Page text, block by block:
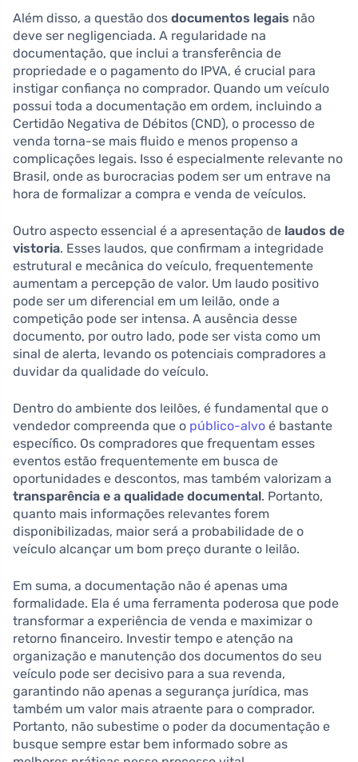
Além disso, a questão dos documentos legais não
deve ser negligenciada. A regularidade na
documentação, que inclui a transferência de
propriedade e o pagamento do IPVA, é crucial para
instigar confiança no comprador. Quando um veículo
possui toda a documentação em ordem, incluindo a
Certidão Negativa de Débitos (CND), o processo de
venda torna-se mais fluido e menos propenso a
complicações legais. Isso é especialmente relevante no
Brasil, onde as burocracias podem ser um entrave na
hora de formalizar a compra e venda de veículos.
Outro aspecto essencial é a apresentação de laudos de
vistoria. Esses laudos, que confirmam a integridade
estrutural e mecânica do veículo, frequentemente
aumentam a percepção de valor. Um laudo positivo
pode ser um diferencial em um leilão, onde a
competição pode ser intensa. A ausência desse
documento, por outro lado, pode ser vista como um
sinal de alerta, levando os potenciais compradores a
duvidar da qualidade do veículo.
Dentro do ambiente dos leilões, é fundamental que o
vendedor compreenda que o público-alvo é bastante
específico. Os compradores que frequentam esses
eventos estão frequentemente em busca de
oportunidades e descontos, mas também valorizam a
transparência e a qualidade documental. Portanto,
quanto mais informações relevantes forem
disponibilizadas, maior será a probabilidade de o
veículo alcançar um bom preço durante o leilão.
Em suma, a documentação não é apenas uma
formalidade. Ela é uma ferramenta poderosa que pode
transformar a experiência de venda e maximizar o
retorno financeiro. Investir tempo e atenção na
organização e manutenção dos documentos do seu
veículo pode ser decisivo para a sua revenda,
garantindo não apenas a segurança jurídica, mas
também um valor mais atraente para o comprador.
Portanto, não subestime o poder da documentação e
busque sempre estar bem informado sobre as